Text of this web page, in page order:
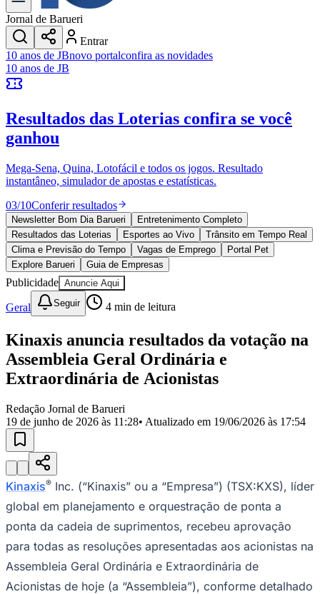
Dia a Dia & Lazer
Transportes
Gastronomia
Cinema & Shows
JogosNovo
Anuncie no Portal
Cadastrar Empresa
Divulgar Vagas
Política
Esportes
Saúde
Segurança
Cultura
Meio Ambiente
Obras
Educação
Bairros de Barueri
Selecione sua regiãoPara notícias da sua região
AldeiaAldeia da SerraAldeia de BarueriAlphaville
JubranBelval BethavilleBoa
RegiãoCotiaCruz PretaEngenho Novo
MilitarItapeviJandira Jardim AudirJardim BelvalJardim
EsperançaJardim Graziela
JulioJardim Líbano
MutingaJardim Paraíso
LuísJardim São PedroJardim São SilvestreJardim SilveiraJardim
TupãJardim TupanciMutinga Nova AldeinhaOsasco Parque dos
Camargos
Parque Imperial Parque Santa Luzia Parque Viana
do Bom JesusRecanto PhrynéaSantana de
Parnaíba Silveira TamboréVale do SolVila BarrosVila Boa VistaVila
do CondeVila Engenho Novo Vila MárciaVila Nossa Sra. da
EscadaVila PortoVotupoca
Para Sua Empresa
Jornal de Barueri
Entrar
10 anos de JBnovo portalconfira as novidades
10 anos de JB
Resultados das Loterias confira se você
ganhou
Mega-Sena, Quina, Lotofácil e todos os jogos. Resultado
instantâneo, simulador de apostas e estatísticas.
03/10Conferir resultados
Newsletter Bom Dia Barueri
Entretenimento Completo
Resultados das Loterias
Esportes ao Vivo
Trânsito em Tempo Real
Clima e Previsão do Tempo
Vagas de Emprego
Portal Pet
Explore Barueri
Guia de Empresas
Publicidade Anuncie Aqui
Geral Seguir 4 min de leitura
Kinaxis anuncia resultados da votação na
Assembleia Geral Ordinária e
Extraordinária de Acionistas
Redação Jornal de Barueri
19 de junho de 2026 às 11:28• Atualizado em 19/06/2026 às 17:54
Kinaxis® Inc. (“Kinaxis” ou a “Empresa”) (TSX:KXS), líder
global em planejamento e orquestração de ponta a
ponta da cadeia de suprimentos, recebeu aprovação
para todas as resoluções apresentadas aos acionistas na
Assembleia Geral Ordinária e Extraordinária de
Acionistas de hoje (a “Assembleia”), conforme detalhado